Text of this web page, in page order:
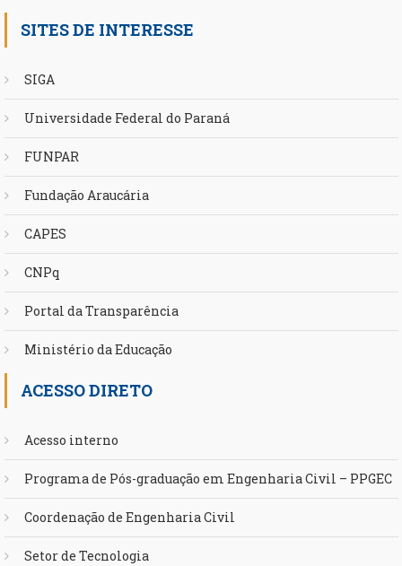
SITES DE INTERESSE
SIGA
Universidade Federal do Paraná
FUNPAR
Fundação Araucária
CAPES
CNPq
Portal da Transparência
Ministério da Educação
ACESSO DIRETO
Acesso interno
Programa de Pós-graduação em Engenharia Civil – PPGEC
Coordenação de Engenharia Civil
Setor de Tecnologia